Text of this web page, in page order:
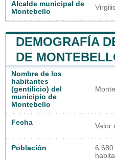
Alcalde municipal de
Montebello
DEMOGRAFÍA
DE
Nombre de los
habitantes
(gentilicio) del
municipio de
Montebello
Fecha Valor
Población
6 680